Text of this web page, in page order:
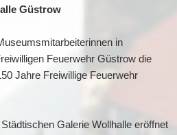
Güstrow
in
Feuerwehr Güstrow die
Jahre Freiwillige Feuerwehr
Galerie Wollhalle eröffnet